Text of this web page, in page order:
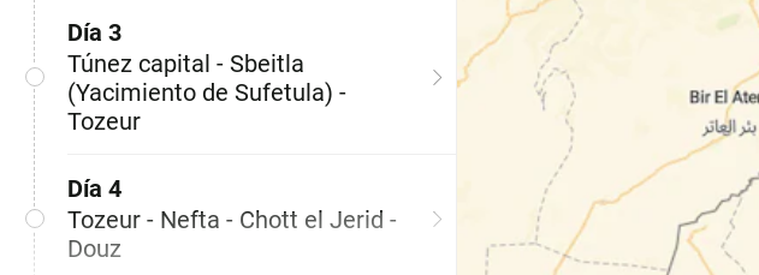
Día 3
Túnez capital - Sbeitla
(Yacimiento de Sufetula) -
Tozeur
Día 4
Tozeur - Nefta - Chott el Jerid -
Douz